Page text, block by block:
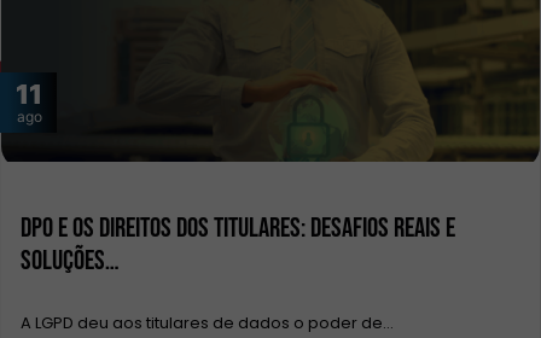
11
ago
DPO e os Direitos dos Titulares: Desafios Reais e
Soluções…
A LGPD deu aos titulares de dados o poder de…